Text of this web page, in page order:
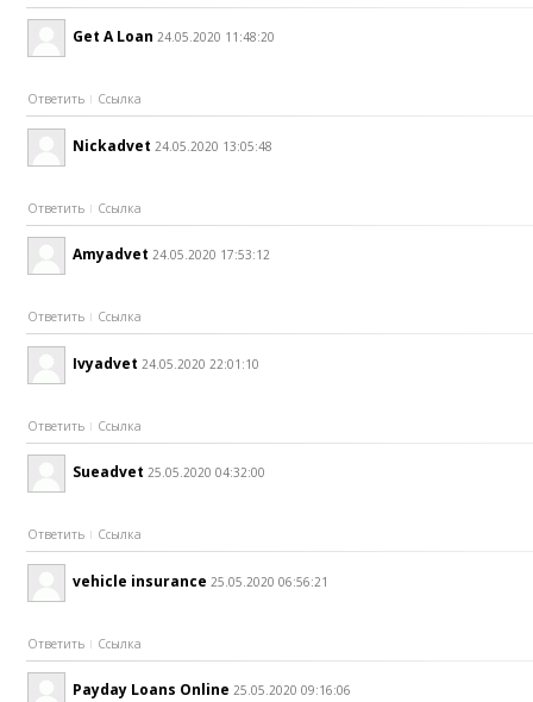
Get A Loan 24.05.2020 11:48:20
Ответить Ссылка
Nickadvet 24.05.2020 13:05:48
Ответить Ссылка
Amyadvet 24.05.2020 17:53:12
Ответить Ссылка
Ivyadvet 24.05.2020 22:01:10
Ответить Ссылка
Sueadvet 25.05.2020 04:32:00
Ответить Ссылка
vehicle insurance 25.05.2020 06:56:21
Ответить Ссылка
Payday Loans Online 25.05.2020 09:16:06